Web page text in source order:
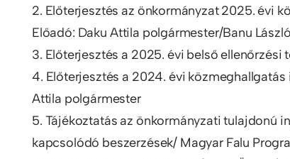
2. Előterjesztés az önkormányzat 2025. évi
Előadó: Daku Attila polgármester/Banu
3. Előterjesztés a 2025. évi belső
4. Előterjesztés a 2024. évi
Attila polgármester
5. Tájékoztatás az önkormányzati tulajdonú
kapcsolódó beszerzések/ Magyar Falu